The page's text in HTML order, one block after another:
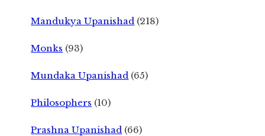
Mandukya Upanishad (218)
Monks (93)
Mundaka Upanishad (65)
Philosophers (10)
Prashna Upanishad (66)